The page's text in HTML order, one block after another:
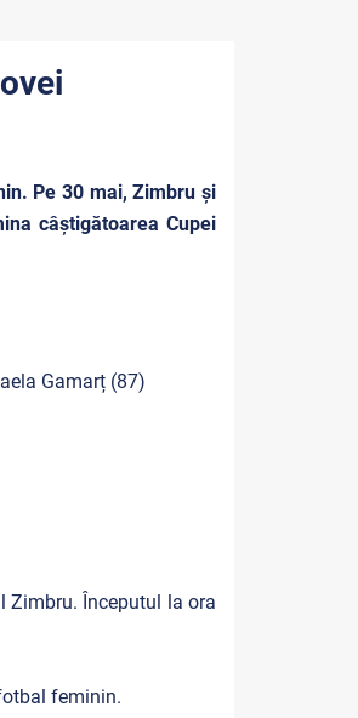
Pe 30 mai, Zimbru și
câștigătoarea Cupei
Gamarț (87)
Zimbru. Începutul la ora
feminin.